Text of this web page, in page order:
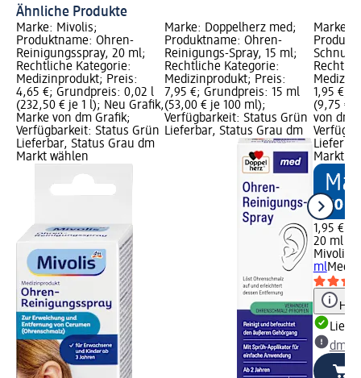
Ähnliche Produkte
Marke: Mivolis;
Produktname: Ohren-
Reinigungsspray, 20 ml;
Rechtliche Kategorie:
Medizinprodukt; Preis:
4,65 €; Grundpreis: 0,02 l
(232,50 € je 1 l); Neu Grafik,
Marke von dm Grafik;
Verfügbarkeit: Status Grün
Lieferbar, Status Grau dm
Markt wählen
Marke: Doppelherz med;
Produktname: Ohren-
Reinigungs-Spray, 15 ml;
Rechtliche Kategorie:
Medizinprodukt; Preis:
7,95 €; Grundpreis: 15 ml
(53,00 € je 100 ml);
Verfügbarkeit: Status Grün
Lieferbar, Status Grau dm
Marke:
1,95 €;
(9,75 €
von dm
Markt
1,95 €
20 ml
Mivolis
ml
dm